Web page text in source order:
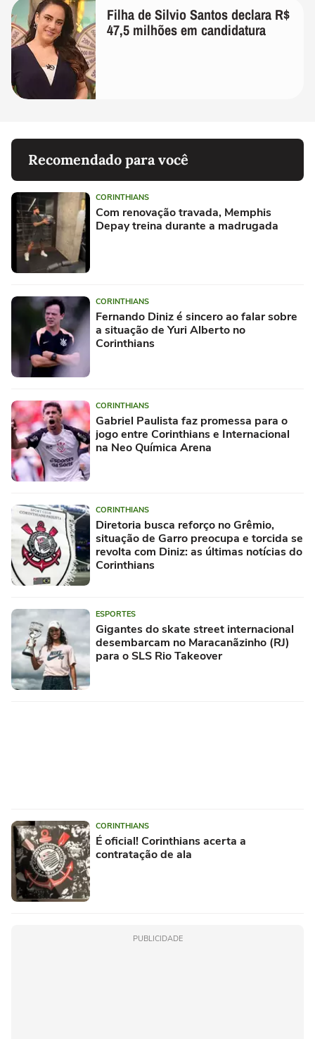
Filha de Silvio Santos declara R$
47,5 milhões em candidatura
Recomendado para você
CORINTHIANS
Com renovação travada, Memphis
Depay treina durante a madrugada
CORINTHIANS
Fernando Diniz é sincero ao falar sobre
a situação de Yuri Alberto no
Corinthians
CORINTHIANS
Gabriel Paulista faz promessa para o
jogo entre Corinthians e Internacional
na Neo Química Arena
CORINTHIANS
Diretoria busca reforço no Grêmio,
situação de Garro preocupa e torcida se
revolta com Diniz: as últimas notícias do
Corinthians
ESPORTES
Gigantes do skate street internacional
desembarcam no Maracanãzinho (RJ)
para o SLS Rio Takeover
CORINTHIANS
É oficial! Corinthians acerta a
contratação de ala
PUBLICIDADE